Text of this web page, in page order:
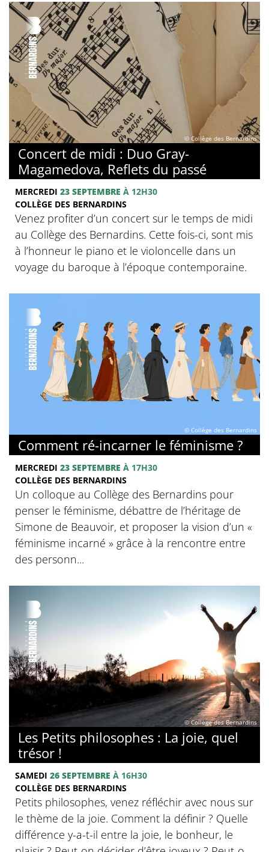
© Collège des Bernardins
Concert de midi : Duo Gray-
Magamedova, Reflets du passé
MERCREDI 23 SEPTEMBRE À 12H30
COLLÈGE DES BERNARDINS
Venez profiter d’un concert sur le temps de midi
au Collège des Bernardins. Cette fois-ci, sont mis
à l’honneur le piano et le violoncelle dans un
voyage du baroque à l’époque contemporaine.
© Collège des Bernardins
Comment ré-incarner le féminisme ?
MERCREDI 23 SEPTEMBRE À 17H30
COLLÈGE DES BERNARDINS
Un colloque au Collège des Bernardins pour
penser le féminisme, débattre de l’héritage de
Simone de Beauvoir, et proposer la vision d’un «
féminisme incarné » grâce à la rencontre entre
des personn...
© Collège des Bernardins
Les Petits philosophes : La joie, quel
trésor !
SAMEDI 26 SEPTEMBRE À 16H30
COLLÈGE DES BERNARDINS
Petits philosophes, venez réfléchir avec nous sur
le thème de la joie. Comment la définir ? Quelle
différence y-a-t-il entre la joie, le bonheur, le